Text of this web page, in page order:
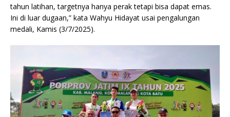
tahun latihan, targetnya hanya perak tetapi bisa dapat emas.
Ini di luar dugaan,” kata Wahyu Hidayat usai pengalungan
medali, Kamis (3/7/2025).